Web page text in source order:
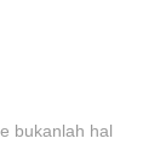
bukanlah hal